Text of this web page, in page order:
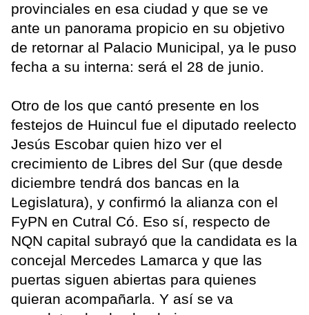
provinciales en esa ciudad y que se ve
ante un panorama propicio en su objetivo
de retornar al Palacio Municipal, ya le puso
fecha a su interna: será el 28 de junio.
Otro de los que cantó presente en los
festejos de Huincul fue el diputado reelecto
Jesús Escobar quien hizo ver el
crecimiento de Libres del Sur (que desde
diciembre tendrá dos bancas en la
Legislatura), y confirmó la alianza con el
FyPN en Cutral Có. Eso sí, respecto de
NQN capital subrayó que la candidata es la
concejal Mercedes Lamarca y que las
puertas siguen abiertas para quienes
quieran acompañarla. Y así se va